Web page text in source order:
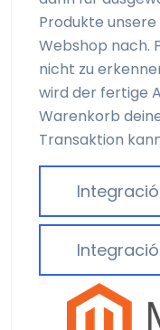
Produkte
Webshop nach.
nicht zu
wird der fertige
Waren­korb
Transaktion